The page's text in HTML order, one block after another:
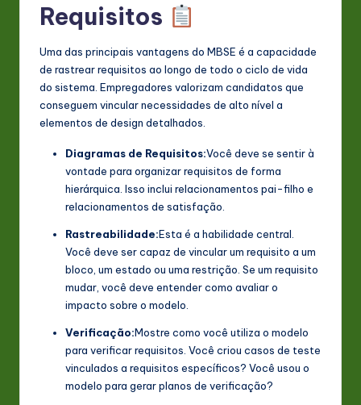
Requisitos
Uma das principais vantagens do MBSE é a capacidade
de rastrear requisitos ao longo de todo o ciclo de vida
do sistema. Empregadores valorizam candidatos que
conseguem vincular necessidades de alto nível a
elementos de design detalhados.
Diagramas de Requisitos:Você deve se sentir à
vontade para organizar requisitos de forma
hierárquica. Isso inclui relacionamentos pai-filho e
relacionamentos de satisfação.
Rastreabilidade:Esta é a habilidade central.
Você deve ser capaz de vincular um requisito a um
bloco, um estado ou uma restrição. Se um requisito
mudar, você deve entender como avaliar o
impacto sobre o modelo.
Verificação:Mostre como você utiliza o modelo
para verificar requisitos. Você criou casos de teste
vinculados a requisitos específicos? Você usou o
modelo para gerar planos de verificação?